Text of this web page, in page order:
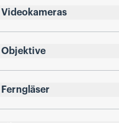
Videokameras
Objektive
Ferngläser